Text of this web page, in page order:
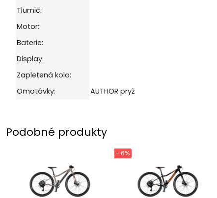
Tlumič:
Motor:
Baterie:
Display:
Zapletená kola:
Omotávky:
AUTHOR pryž
Podobné produkty
- 6%